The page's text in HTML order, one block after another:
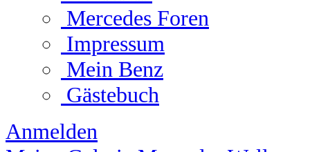
Mercedes Foren
Impressum
Mein Benz
Gästebuch
Anmelden